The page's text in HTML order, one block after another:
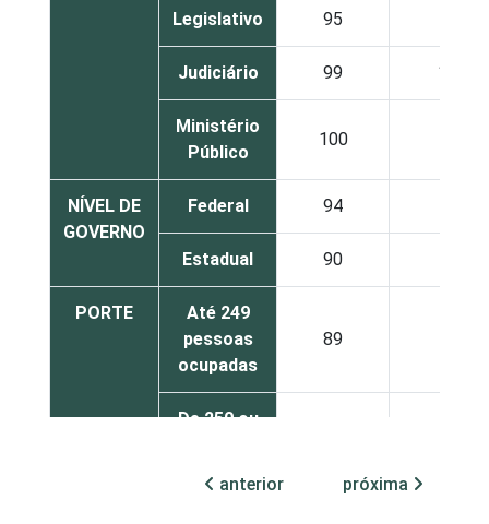
Legislativo 95
Judiciário 99 100
Ministério
Público
100
NÍVEL DE
GOVERNO
Federal 94
Estadual 90
PORTE
Até 249
pessoas
ocupadas
89
De 250 ou
ocupadas
anterior próxima